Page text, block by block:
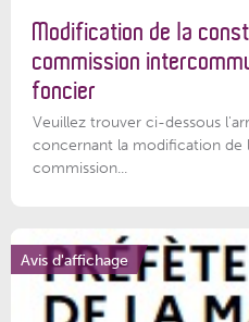
Modification de la
commission
foncier
Veuillez trouver ci-dessous
concernant la modification de
commission...
Avis d'affichage